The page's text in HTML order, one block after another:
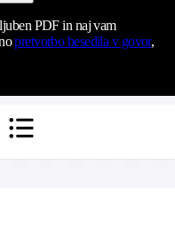
PDF in naj vam
pretvorbo besedila v govor,